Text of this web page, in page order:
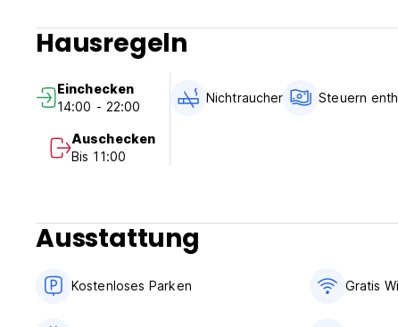
Hausregeln
Einchecken
14:00 - 22:00
Auschecken
Bis 11:00
Nichtraucher Steuern
Ausstattung
Kostenloses Parken Gratis